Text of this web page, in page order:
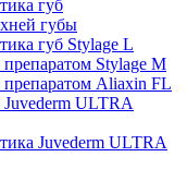
губ
губы
губ Stylage L
Stylage M
препаратом Aliaxin FL
Juvederm ULTRA
Juvederm ULTRA